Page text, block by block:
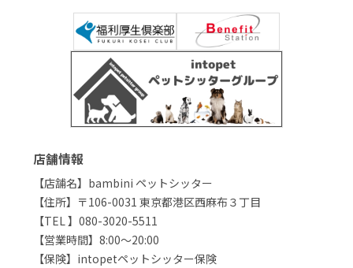
店舗情報
【店舗名】bambini ペットシッター
【住所】〒106-0031 東京都港区西麻布３丁目
【TEL 】080-3020-5511
【営業時間】8:00～20:00
【保険】intopetペットシッター保険